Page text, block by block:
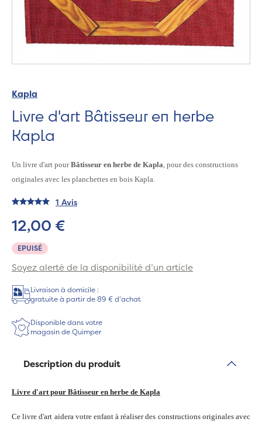
Kapla
Livre d'art Bâtisseur en herbe
Kapla
Un livre d'art pourBâtisseur en herbe de Kapla, pour des constructions
originales avec les planchettes en bois Kapla.
1 Avis
EPUISÉ
12,00 €
Soyez alerté de la disponibilité d’un article
Livraison à domicile :
gratuite à partir de 89 € d'achat
Disponible dans votre
magasin de Quimper
Description du produit
Livre d'art pour Bâtisseur en herbe de Kapla
Ce livre d'art aidera votre enfant à réaliser des constructions originales avec